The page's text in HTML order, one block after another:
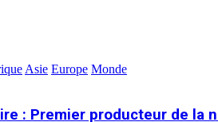
Asie Europe Monde
: Premier producteur de la